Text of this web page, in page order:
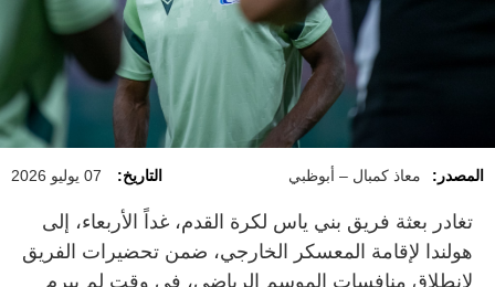
المصدر: معاذ كمبال – أبوظبي التاريخ: 07 يوليو 2026
تغادر بعثة فريق بني ياس لكرة القدم، غداً الأربعاء، إلى
هولندا لإقامة المعسكر الخارجي، ضمن تحضيرات الفريق
لانطلاق منافسات الموسم الرياضي، في وقت لم يبرم